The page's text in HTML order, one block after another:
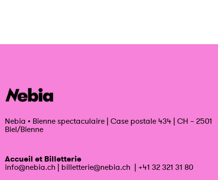
Nebia • Bienne spectaculaire | Case postale 434 | CH – 2501
Biel/Bienne
Accueil et Billetterie
info@nebia.ch | billetterie@nebia.ch | +41 32 321 31 80